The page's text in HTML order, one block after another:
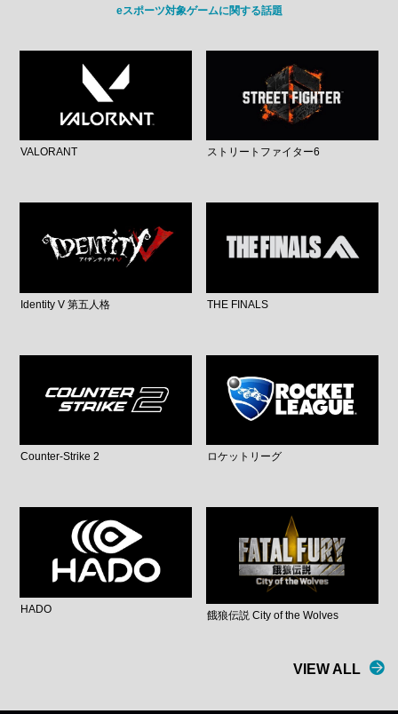
eスポーツ対象ゲームに関する話題
VALORANT ストリートファイター6
Identity V 第五人格 THE FINALS
Counter-Strike 2 ロケットリーグ
HADO
餓狼伝説 City of the Wolves
VIEW ALL